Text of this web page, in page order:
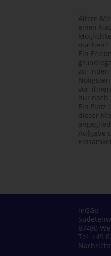
Ältere
einen
machen?
Ein
zu
von
nur noch
Ein Platz
dieser
Aufgabe
mGGp
87480
Tel: +49